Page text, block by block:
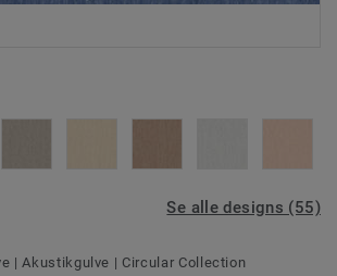
Se alle designs (55)
|Akustikgulve | Circular Collection